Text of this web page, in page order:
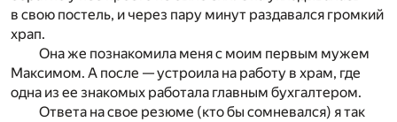
в свою постель, и через пару минут раздавался громкий
храп.
Она же познакомила меня с моим первым мужем
Максимом. А после — устроила на работу в храм, где
одна из ее знакомых работала главным бухгалтером.
Ответа на свое резюме (кто бы сомневался) я так